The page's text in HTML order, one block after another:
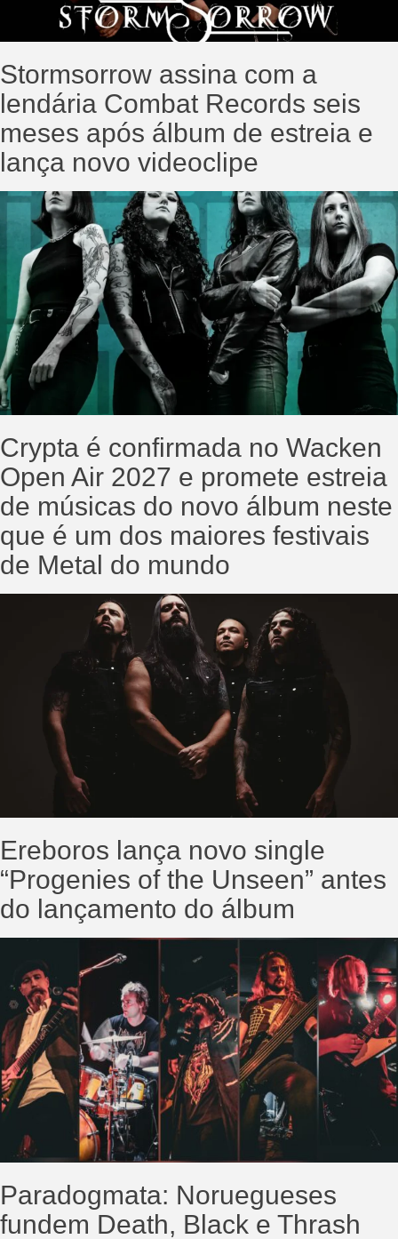
Stormsorrow assina com a
lendária Combat Records seis
meses após álbum de estreia e
lança novo videoclipe
Crypta é confirmada no Wacken
Open Air 2027 e promete estreia
de músicas do novo álbum neste
que é um dos maiores festivais
de Metal do mundo
Ereboros lança novo single
“Progenies of the Unseen” antes
do lançamento do álbum
Paradogmata: Noruegueses
fundem Death, Black e Thrash